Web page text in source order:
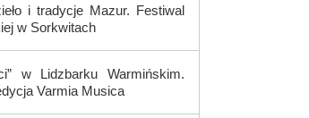
i tradycje Mazur. Festiwal
w Sorkwitach
w Lidzbarku Warmińskim.
Varmia Musica